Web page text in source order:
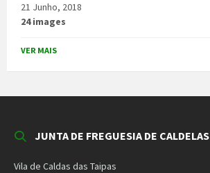
21 Junho, 2018
24 images
VER MAIS
JUNTA DE FREGUESIA DE CALDELAS
Vila de Caldas das Taipas